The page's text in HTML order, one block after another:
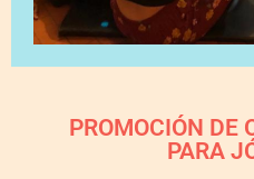
PROMOCIÓN DE
PARA